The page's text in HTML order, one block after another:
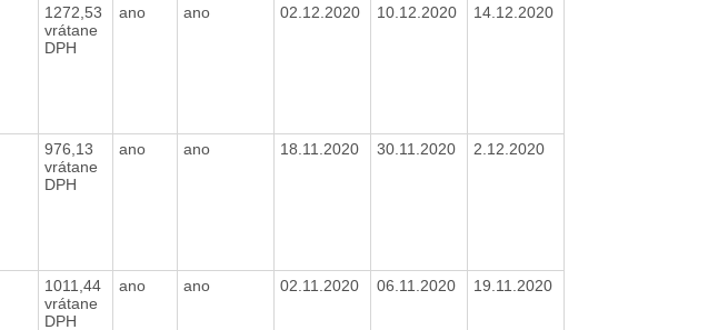
1272,53
vrátane
DPH
ano ano 02.12.2020 10.12.2020 14.12.2020
976,13
vrátane
DPH
ano ano 18.11.2020 30.11.2020 2.12.2020
1011,44
vrátane
DPH
ano ano 02.11.2020 06.11.2020 19.11.2020